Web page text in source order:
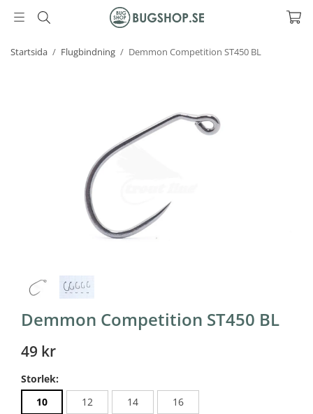
Startsida / Flugbindning / Demmon Competition ST450 BL
Demmon Competition ST450 BL
49 kr
Storlek:
10
12 14 16